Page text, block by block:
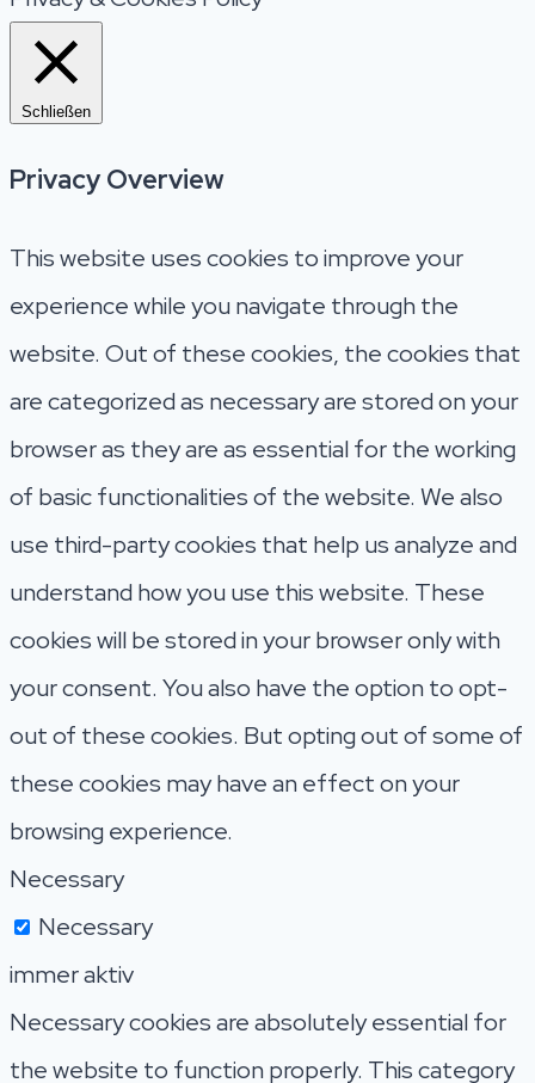
Schließen
Privacy Overview
This website uses cookies to improve your
experience while you navigate through the
website. Out of these cookies, the cookies that
are categorized as necessary are stored on your
browser as they are as essential for the working
of basic functionalities of the website. We also
use third-party cookies that help us analyze and
understand how you use this website. These
cookies will be stored in your browser only with
your consent. You also have the option to opt-
out of these cookies. But opting out of some of
these cookies may have an effect on your
browsing experience.
Necessary
Necessary
immer aktiv
Necessary cookies are absolutely essential for
the website to function properly. This category